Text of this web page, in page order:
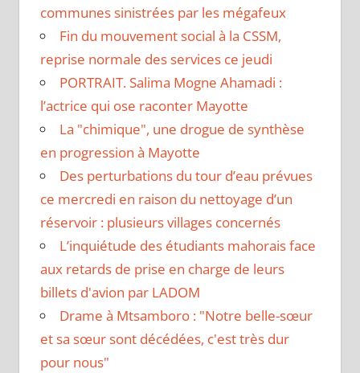
communes sinistrées par les mégafeux
Fin du mouvement social à la CSSM,
reprise normale des services ce jeudi
PORTRAIT. Salima Mogne Ahamadi :
l’actrice qui ose raconter Mayotte
La "chimique", une drogue de synthèse
en progression à Mayotte
Des perturbations du tour d’eau prévues
ce mercredi en raison du nettoyage d’un
réservoir : plusieurs villages concernés
L’inquiétude des étudiants mahorais face
aux retards de prise en charge de leurs
billets d'avion par LADOM
Drame à Mtsamboro : "Notre belle-sœur
et sa sœur sont décédées, c'est très dur
pour nous"